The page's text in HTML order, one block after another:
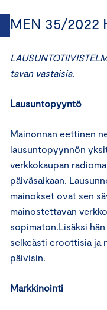
MEN 35/2022
tavan vastaisia.
Lausuntopyyntö
Mainonnan eettinen
lausuntopyynnön
verkkokaupan
päiväsaikaan.
mainokset ovat sen
mainostettavan
sopimaton.Lisäksi
selkeästi eroottisia ja
päivisin.
Markkinointi